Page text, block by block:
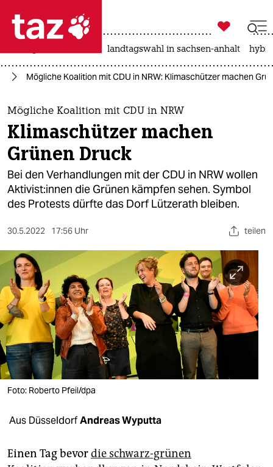
 taz zahl ich
taz zahl ich
themen
politik
öko
gesellschaft
sport
berlin
nord
wahrheit
verlag
verlag
shop
fragen & hilfe

taz zahl ich
landtagswahl in sachsen-anhalt
Mögliche Koalition mit CDU in NRW: Klimaschützer machen
Mögliche Koalition mit CDU in NRW
Klimaschützer machen
Grünen Druck
Bei den Verhandlungen mit der CDU in NRW wollen
Ak­ti­vis­t:in­nen die Grünen kämpfen sehen. Symbol
des Protests dürfte das Dorf Lützerath bleiben.
30.5.2022 17:56 Uhr teilen
Foto: Roberto Pfeil/dpa
Aus DüsseldorfAndreas Wyputta
Einen Tag bevordie schwarz-grünen